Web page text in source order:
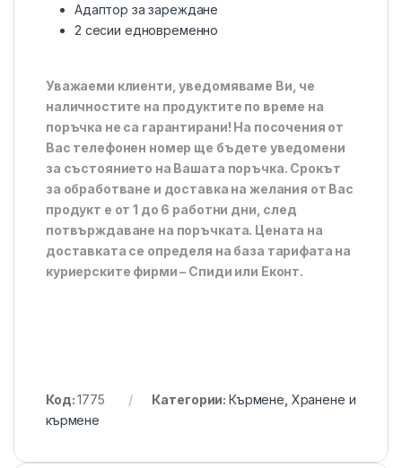
Адаптор за зареждане
2 сесии едновременно
Уважаеми клиенти, уведомяваме Ви, че
наличностите на продуктите по време на
поръчка не са гарантирани! На посочения от
Вас телефонен номер ще бъдете уведомени
за състоянието на Вашата поръчка. Срокът
за обработване и доставка на желания от Вас
продукт е от 1 до 6 работни дни, след
потвърждаване на поръчката. Цената на
доставката се определя на база тарифата на
куриерските фирми – Спиди или Еконт.
Код:1775 Категории: Кърмене Хранене и
кърмене